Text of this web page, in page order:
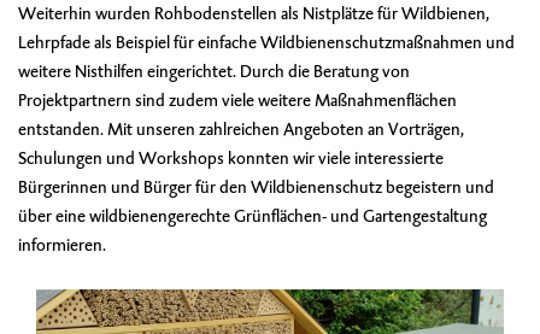
Weiterhin wurden Rohbodenstellen als Nistplätze für Wildbienen,
Lehrpfade als Beispiel für einfache Wildbienenschutzmaßnahmen und
weitere Nisthilfen eingerichtet. Durch die Beratung von
Projektpartnern sind zudem viele weitere Maßnahmenflächen
entstanden. Mit unseren zahlreichen Angeboten an Vorträgen,
Schulungen und Workshops konnten wir viele interessierte
Bürgerinnen und Bürger für den Wildbienenschutz begeistern und
über eine wildbienengerechte Grünflächen- und Gartengestaltung
informieren.